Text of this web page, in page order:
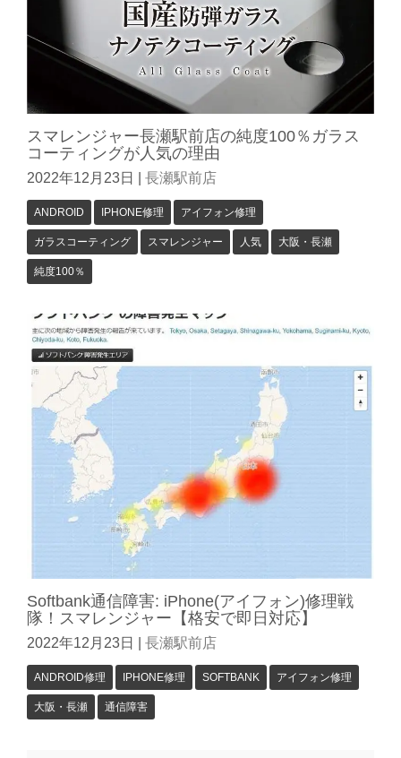
スマレンジャー長瀬駅前店の純度100％ガラス
コーティングが人気の理由
2022年12月23日 長瀬駅前店
ANDROID IPHONE修理 アイフォン修理
ガラスコーティング スマレンジャー 人気 大阪・長瀬
純度100％
Softbank通信障害: iPhone(アイフォン)修理戦
隊！スマレンジャー【格安で即日対応】
2022年12月23日 長瀬駅前店
ANDROID修理 IPHONE修理 SOFTBANK アイフォン修理
大阪・長瀬 通信障害